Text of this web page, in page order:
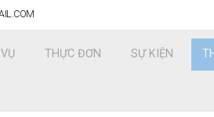
THỰC ĐƠN SỰ KIỆN